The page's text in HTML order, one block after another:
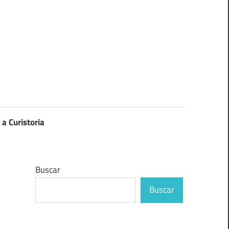
Curistoria
Buscar
Buscar